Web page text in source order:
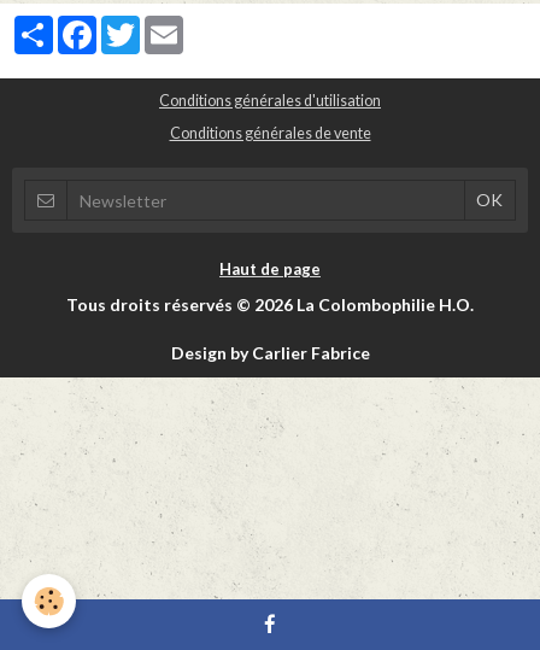
PartagerFacebook
Twitter
Conditions générales d'utilisation
Conditions générales de vente
Haut de page
Tous droits réservés © 2026 La Colombophilie H.O.
Design by Carlier Fabrice